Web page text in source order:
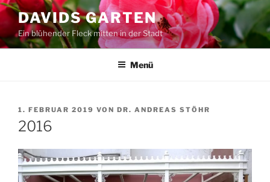
Zum
Inhalt
springen
DAVIDS GARTEN
Ein blühender Fleck mitten in der Stadt
Menü
VERÖFFENTLICHT
AM
1. FEBRUAR 2019 VON DR. ANDREAS STÖHR
2016